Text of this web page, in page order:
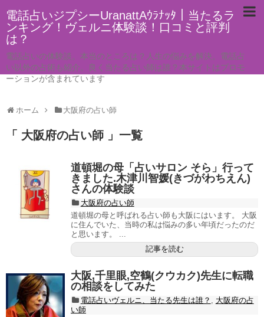
電話占いジプシーUranattAｳﾗﾅｯﾀ｜当たるラ
ンキング！ヴェルニ体験談！口コミと評判
は？
電話占いの体験談。本当のところは？人生の悩みを解決。電話占
い以外の占術も紹介。良く当たる占い師は誰？本サイトはプロモ
ーションが含まれています
ホーム 大阪府の占い師
「 大阪府の占い師 」一覧
道頓堀の母「占いサロン そら」行って
きました.木津川智媛(きづがわちえん)
さんの体験談
大阪府の占い師
道頓堀の母と呼ばれる占い師も大阪にはいます。 大阪
に住んでいた、当時の私は悩みの多い年頃だったのだ
と思います。 ...
記事を読む
大阪,千里眼,空鶴(クウカク)先生に転職
の相談をしてみた
電話占いヴェルニ、当たる先生は誰？ , 大阪府の占
い師